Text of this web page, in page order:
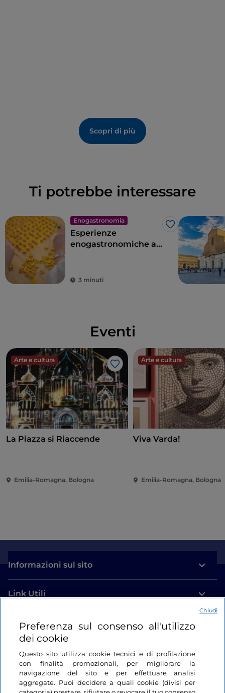
Scopri di più
Ti potrebbe interessare
Enogastronomia
Like
Esperienze
enogastronomiche a
3 minuti
Eventi
Arte e cultura
Like
La Piazza si Riaccende
Emilia-Romagna, Bologna
Arte e cultura
Viva Varda!
Emilia-Romagna, Bologna
Informazioni sul sito
Link Utili
Login
Restiamo in contatto
Preferenza sul consenso all'utilizzo
dei cookie
Questo sito utilizza cookie tecnici e di profilazione
con finalità promozionali, per migliorare la
navigazione del sito e per effettuare analisi
aggregate. Puoi decidere a quali cookie (divisi per
Chiudi